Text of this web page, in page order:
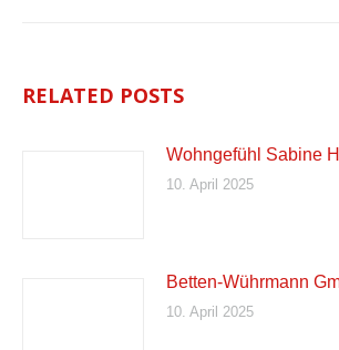
RELATED POSTS
Wohngefühl Sabine
10. April 2025
Betten-Wührmann
10. April 2025